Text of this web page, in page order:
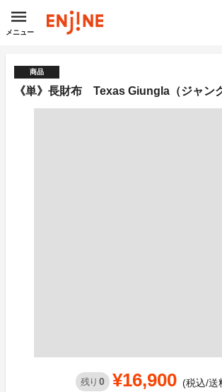
メニュー
商品
《単》長財布 Texas Giungla（ジャン
残り 0 ¥16,900 (税込/送